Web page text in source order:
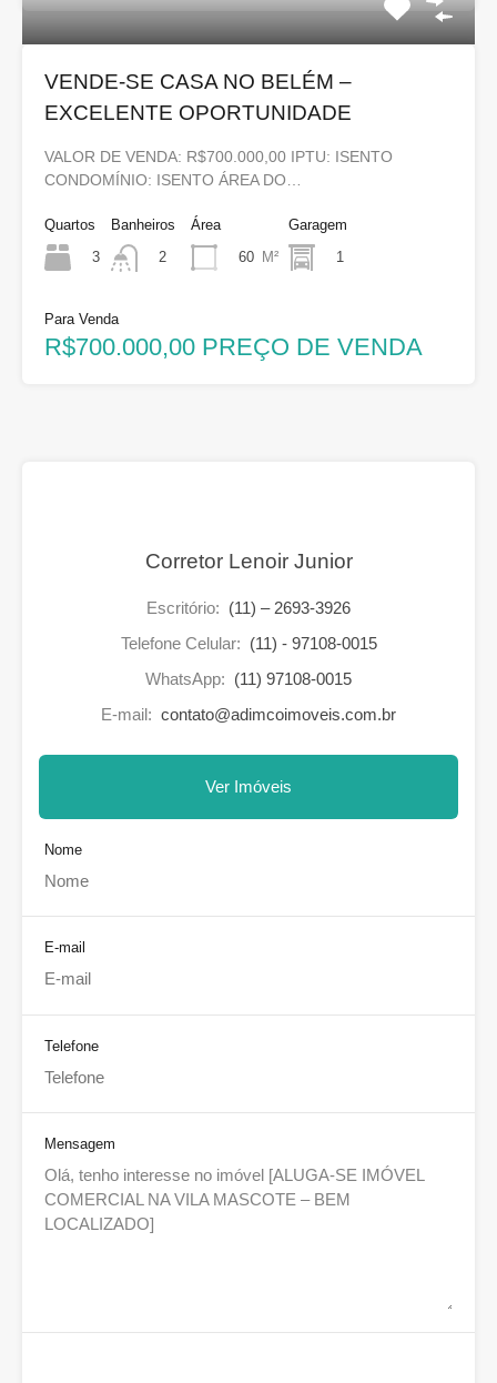
VENDE-SE CASA NO BELÉM –
EXCELENTE OPORTUNIDADE
VALOR DE VENDA: R$700.000,00 IPTU: ISENTO
CONDOMÍNIO: ISENTO ÁREA DO…
Quartos
3
Banheiros
2
Área
60 M²
Garagem
1
Para Venda
R$700.000,00 PREÇO DE VENDA
Corretor Lenoir Junior
Escritório: (11) – 2693-3926
Telefone Celular: (11) - 97108-0015
WhatsApp: (11) 97108-0015
E-mail: contato@adimcoimoveis.com.br
Ver Imóveis
Nome
E-mail
Telefone
Mensagem